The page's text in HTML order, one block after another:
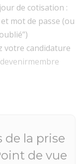
de cotisation :
mot de passe (ou
votre candidature
de la prise
de vue